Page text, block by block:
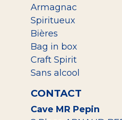
Armagnac
Spiritueux
Bières
Bag in box
Craft Spirit
Sans alcool
CONTACT
Cave MR Pepin